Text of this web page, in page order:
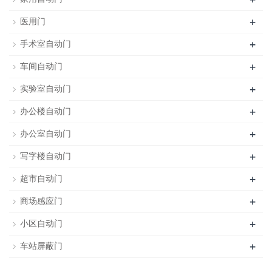
医用门 +
手术室自动门 +
车间自动门 +
实验室自动门 +
办公楼自动门 +
办公室自动门 +
写字楼自动门 +
超市自动门 +
商场感应门 +
小区自动门 +
车站屏蔽门 +